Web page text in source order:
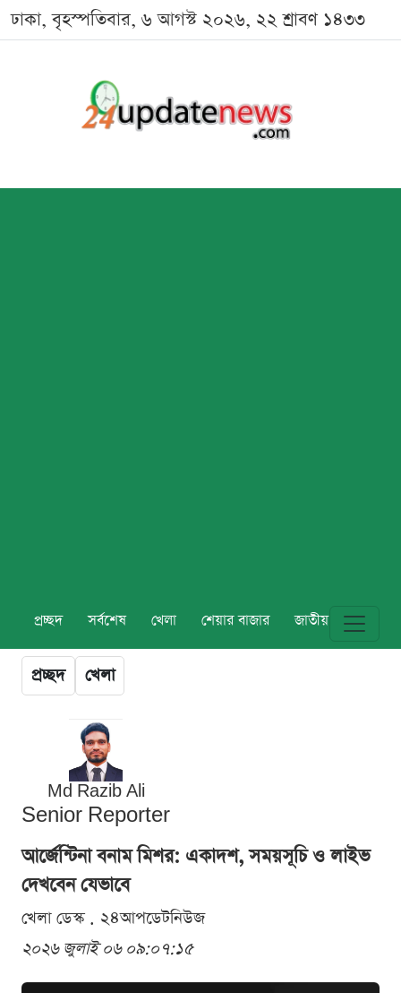
ঢাকা, বৃহস্পতিবার, ৬ আগস্ট ২০২৬, ২২ শ্রাবণ ১৪৩৩
প্রচ্ছদ সর্বশেষ খেলা শেয়ার বাজার জাতীয় বিশ্ব
প্রচ্ছদ খেলা
Md Razib Ali
Senior Reporter
আর্জেন্টিনা বনাম মিশর: একাদশ, সময়সূচি ও লাইভ
দেখবেন যেভাবে
খেলা ডেস্ক . ২৪আপডেটনিউজ
২০২৬ জুলাই ০৬ ০৯:০৭:১৫